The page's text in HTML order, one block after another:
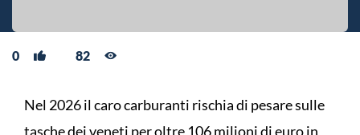
0 82
Nel 2026 il caro carburanti rischia di pesare sulle
tasche dei veneti per oltre 106 milioni di euro in